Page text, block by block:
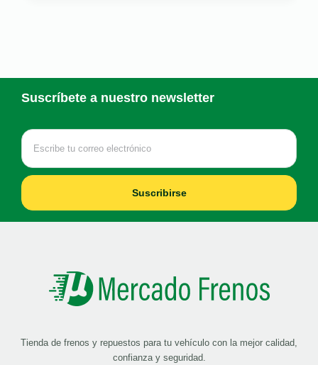
Suscríbete a nuestro newsletter
Suscribirse
Tienda de frenos y repuestos para tu vehículo con la mejor calidad,
confianza y seguridad.